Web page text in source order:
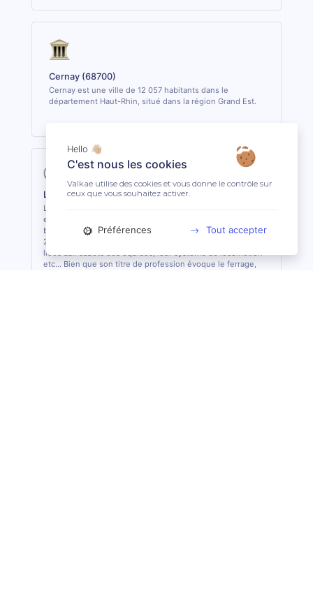
Cernay (68700)
Cernay est une ville de 12 057 habitants dans le
département Haut-Rhin, situé dans la région Grand Est.
La profession de Maréchal-Ferrant
Le Maréchal-Ferrant est un artisan qui s’occupe d’entretenir
et de soigner les sabots des équidés en fonction de leurs
besoins. A travers sa formation obligatoire pouvant aller de
2 à 5 ans, il connait parfaitement l’anatomie, les pathologies
liées aux sabots des équidés, leur système de locomotion
etc... Bien que son titre de profession évoque le ferrage,
Hello 👋🏼
C'est nous les cookies
Valkae utilise des cookies et vous donne le contrôle sur
ceux que vous souhaitez activer.
Préférences Tout accepter